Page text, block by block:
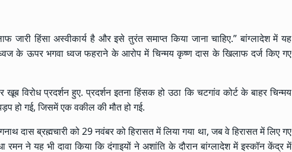
जारी हिंसा अस्वीकार्य है और इसे तुरंत समाप्त किया जाना चाहिए.” बांग्लादेश में यह
के ऊपर भगवा ध्वज फहराने के आरोप में चिन्मय कृष्ण दास के खिलाफ दर्ज किए गए
विरोध प्रदर्शन हुए. प्रदर्शन इतना हिंसक हो उठा कि चटगांव कोर्ट के बाहर चिन्मय
हो गई, जिसमें एक वकील की मौत हो गई.
दास ब्रह्मचारी को 29 नवंबर को हिरासत में लिया गया था, जब वे हिरासत में लिए गए
ने यह भी दावा किया कि दंगाइयों ने अशांति के दौरान बांग्लादेश में इस्कॉन केंद्र में